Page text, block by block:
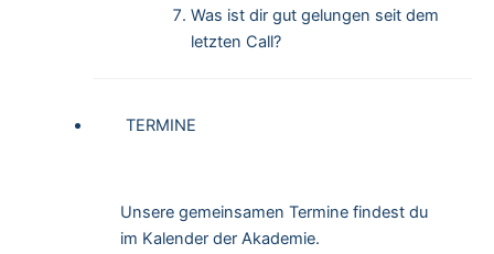
Was ist dir gut gelungen seit dem
letzten Call?
TERMINE
Unsere gemeinsamen Termine findest du
im Kalender der Akademie.